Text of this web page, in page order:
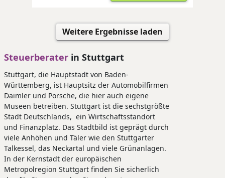
Weitere Ergebnisse laden
Steuerberaterin Stuttgart
Stuttgart, die Hauptstadt von Baden-
Württemberg, ist Hauptsitz der Automobilfirmen
Daimler und Porsche, die hier auch eigene
Museen betreiben. Stuttgart ist die sechstgrößte
Stadt Deutschlands, ein Wirtschaftsstandort
und Finanzplatz. Das Stadtbild ist geprägt durch
viele Anhöhen und Täler wie den Stuttgarter
Talkessel, das Neckartal und viele Grünanlagen.
In der Kernstadt der europäischen
Metropolregion Stuttgart finden Sie sicherlich